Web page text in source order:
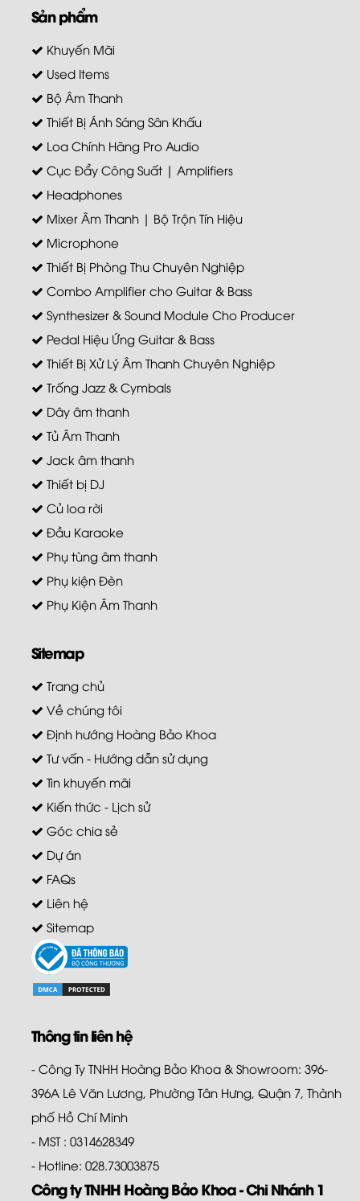
Sản phẩm
Khuyến Mãi
Used Items
Bộ Âm Thanh
Thiết Bị Ánh Sáng Sân Khấu
Loa Chính Hãng Pro Audio
Cục Đẩy Công Suất | Amplifiers
Headphones
Mixer Âm Thanh | Bộ Trộn Tín Hiệu
Microphone
Thiết Bị Phòng Thu Chuyên Nghiệp
Combo Amplifier cho Guitar & Bass
Synthesizer & Sound Module Cho Producer
Pedal Hiệu Ứng Guitar & Bass
Thiết Bị Xử Lý Âm Thanh Chuyên Nghiệp
Trống Jazz & Cymbals
Dây âm thanh
Tủ Âm Thanh
Jack âm thanh
Thiết bị DJ
Củ loa rời
Đầu Karaoke
Phụ tùng âm thanh
Phụ kiện Đèn
Phụ Kiện Âm Thanh
Sitemap
Trang chủ
Về chúng tôi
Định hướng Hoàng Bảo Khoa
Tư vấn - Hướng dẫn sử dụng
Tin khuyến mãi
Kiến thức - Lịch sử
Góc chia sẻ
Dự án
FAQs
Liên hệ
Sitemap
Thông tin liên hệ
- Công Ty TNHH Hoàng Bảo Khoa & Showroom: 396-
396A Lê Văn Lương, Phường Tân Hưng, Quận 7, Thành
phố Hồ Chí Minh
- MST : 0314628349
- Hotline: 028.73003875
Công ty TNHH Hoàng Bảo Khoa - Chi Nhánh 1